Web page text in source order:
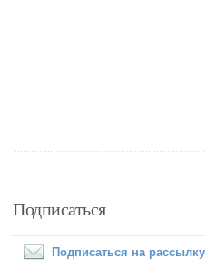
Подписаться
Подписаться на рассылку